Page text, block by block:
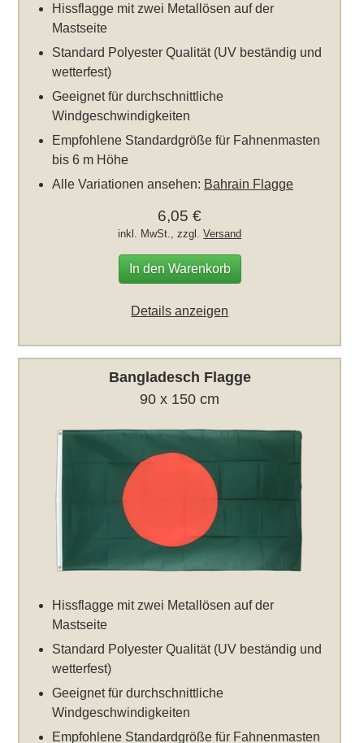
Hissflagge mit zwei Metallösen auf der
Mastseite
Standard Polyester Qualität (UV beständig und
wetterfest)
Geeignet für durchschnittliche
Windgeschwindigkeiten
Empfohlene Standardgröße für Fahnenmasten
bis 6 m Höhe
Alle Variationen ansehen: Bahrain Flagge
6,05 €
inkl. MwSt., zzgl.Versand
In den Warenkorb
Details anzeigen
Bangladesch Flagge
90 x 150 cm
Hissflagge mit zwei Metallösen auf der
Mastseite
Standard Polyester Qualität (UV beständig und
wetterfest)
Geeignet für durchschnittliche
Windgeschwindigkeiten
Empfohlene Standardgröße für Fahnenmasten